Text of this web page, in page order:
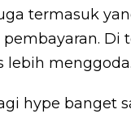
termasuk
Di
lebih menggoda.
hype banget